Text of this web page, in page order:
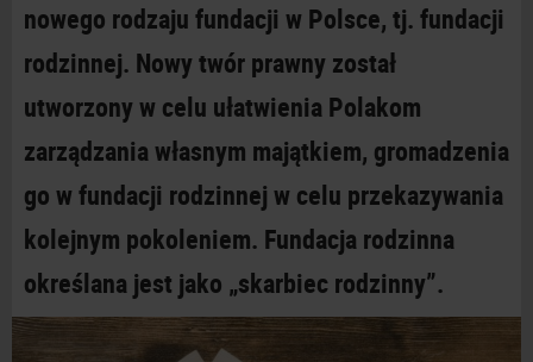
nowego rodzaju fundacji w Polsce, tj. fundacji
rodzinnej. Nowy twór prawny został
utworzony w celu ułatwienia Polakom
zarządzania własnym majątkiem, gromadzenia
go w fundacji rodzinnej w celu przekazywania
kolejnym pokoleniem. Fundacja rodzinna
określana jest jako „skarbiec rodzinny”.